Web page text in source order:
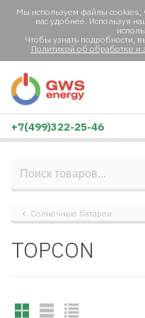
Мы используем файлы cookies,
вас удобнее. Используя
Чтобы узнать подробности,
Политикой об обработке и
+7(499)322-25-46
Солнечные батареи
TOPCON